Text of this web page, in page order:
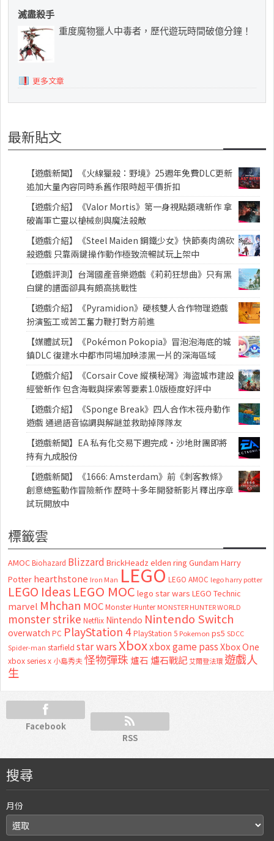
滅盡殺手
重度魔物獵人中毒者，歷代遊玩時間破億分鐘！
更多文章
最新貼文
【遊戲新聞】《火線獵殺：野境》25週年免費DLC更新
追加大量內容同時系舊作限時超平價折扣
【遊戲介紹】《Valor Mortis》第一身視點類魂新作 拿
破崙軍亡靈以槍械劍與魔法殺敵
【遊戲介紹】《Steel Maiden 鋼鐵少女》快節奏肉鴿砍
殺遊戲 只靠兩鍵操作動作極致流暢試玩上架中
【遊戲評測】台灣國產音樂遊戲《莉莉狂想曲》只有黑
白鍵的譜面卻具有頗高挑戰性
【遊戲介紹】《Pyramidion》硬核雙人合作物理遊戲
扮演監工或苦工奮力鞭打對方前進
【媒體試玩】《Pokémon Pokopia》冒泡泡海底的城
鎮DLC 復建水中都市同場加映漆黑一片的深海區域
【遊戲介紹】《Corsair Cove 縱橫秘灣》海盜城市建設
經營新作 包含海戰與探索等要素1.0版極度好評中
【遊戲介紹】《Sponge Break》四人合作木筏舟動作
遊戲 通過語音協調與解謎並救助掉隊隊友
【遊戲新聞】EA 私有化交易下週完成・沙地財團即將
持有九成股份
【遊戲新聞】《1666: Amsterdam》前《刺客教條》
創意總監動作冒險新作 歷時十多年開發新影片釋出序章
試玩開放中
標籤雲
AMOC Biohazard Blizzard BrickHeadz elden ring Gundam Harry
Potter hearthstone Iron Man LEGO LEGO AMOC lego harry potter
LEGO Ideas LEGO MOC lego star wars LEGO Technic
marvel Mhchan MOC Monster Hunter MONSTER HUNTER WORLD
monster strike Netflix Nintendo Nintendo Switch
overwatch PC PlayStation 4 PlayStation 5 Pokemon ps5 SDCC
Spider-man starfield star warsXboxxbox game passXbox One
xbox series x 小島秀夫怪物彈珠 爐石 爐石戰記艾爾登法環 遊戲人
生
Facebook
RSS
搜尋
月份